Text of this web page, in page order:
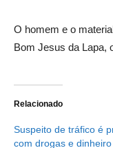
O homem e o
Bom Jesus da Lapa,
Relacionado
Suspeito de tráfico é
com drogas e